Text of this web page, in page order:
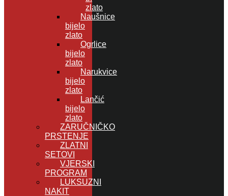
zlato
Naušnice
bijelo
zlato
Ogrlice
bijelo
zlato
Narukvice
bijelo
zlato
Lančić
bijelo
zlato
ZARUČNIČKO
PRSTENJE
ZLATNI
SETOVI
VJERSKI
PROGRAM
LUKSUZNI
NAKIT